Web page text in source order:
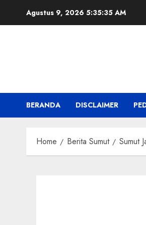
Agustus 9, 2026 5:35:36 AM
BERANDA DISCLAIMER
Home Berita Sumut Sumut